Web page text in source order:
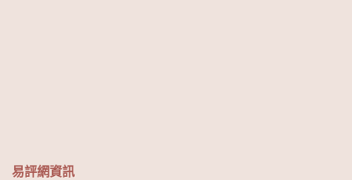
易評網資訊